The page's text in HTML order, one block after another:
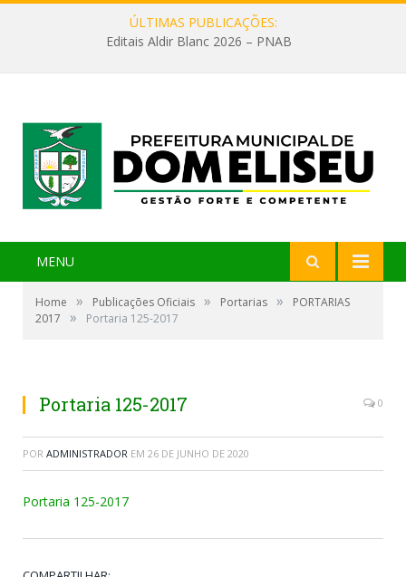
ÚLTIMAS PUBLICAÇÕES:
Editais Aldir Blanc 2026 – PNAB
MENU
Home » Publicações Oficiais » Portarias »
PORTARIAS
2017
» Portaria 125-2017
Portaria 125-2017 0
POR ADMINISTRADOR EM 26 DE JUNHO DE 2020
Portaria 125-2017